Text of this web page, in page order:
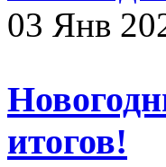
03 Янв
итогов!